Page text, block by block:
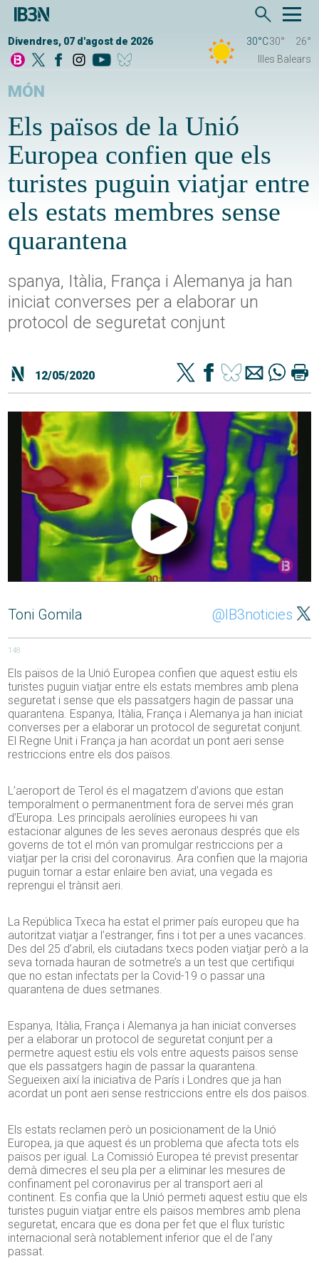
Divendres, 07 d'agost de 2026 30°C30°
26°
Illes Balears
MÓN
Els països de la Unió
Europea confien que els
turistes puguin viatjar entre
els estats membres sense
quarantena
spanya, Itàlia, França i Alemanya ja han
iniciat converses per a elaborar un
protocol de seguretat conjunt
12/05/2020
Toni Gomila @IB3noticies
148
Els països de la Unió Europea confien que aquest estiu els
turistes puguin viatjar entre els estats membres amb plena
seguretat i sense que els passatgers hagin de passar una
quarantena. Espanya, Itàlia, França i Alemanya ja han iniciat
converses per a elaborar un protocol de seguretat conjunt.
El Regne Unit i França ja han acordat un pont aeri sense
restriccions entre els dos països.
L’aeroport de Terol és el magatzem d’avions que estan
temporalment o permanentment fora de servei més gran
d’Europa. Les principals aerolínies europees hi van
estacionar algunes de les seves aeronaus després que els
governs de tot el món van promulgar restriccions per a
viatjar per la crisi del coronavirus. Ara confien que la majoria
puguin tornar a estar enlaire ben aviat, una vegada es
reprengui el trànsit aeri.
La República Txeca ha estat el primer país europeu que ha
autoritzat viatjar a l’estranger, fins i tot per a unes vacances.
Des del 25 d’abril, els ciutadans txecs poden viatjar però a la
seva tornada hauran de sotmetre’s a un test que certifiqui
que no estan infectats per la Covid-19 o passar una
quarantena de dues setmanes.
Espanya, Itàlia, França i Alemanya ja han iniciat converses
per a elaborar un protocol de seguretat conjunt per a
permetre aquest estiu els vols entre aquests països sense
que els passatgers hagin de passar la quarantena.
Segueixen així la iniciativa de París i Londres que ja han
acordat un pont aeri sense restriccions entre els dos països.
Els estats reclamen però un posicionament de la Unió
Europea, ja que aquest és un problema que afecta tots els
països per igual. La Comissió Europea té previst presentar
demà dimecres el seu pla per a eliminar les mesures de
confinament pel coronavirus per al transport aeri al
continent. Es confia que la Unió permeti aquest estiu que els
turistes puguin viatjar entre els països membres amb plena
seguretat, encara que es dona per fet que el flux turístic
internacional serà notablement inferior que el de l’any
passat.